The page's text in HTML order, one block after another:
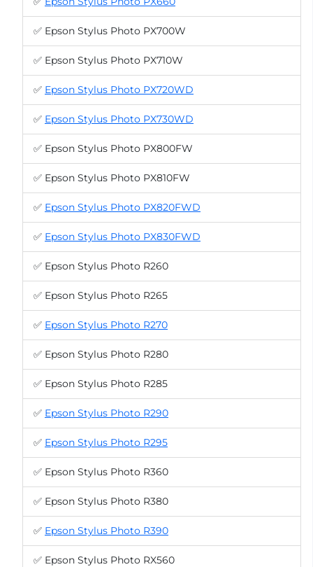
✅ Epson Stylus Photo PX700W
✅ Epson Stylus Photo PX710W
✅ Epson Stylus Photo PX720WD
✅ Epson Stylus Photo PX730WD
✅ Epson Stylus Photo PX800FW
✅ Epson Stylus Photo PX810FW
✅ Epson Stylus Photo PX820FWD
✅ Epson Stylus Photo PX830FWD
✅ Epson Stylus Photo R260
✅ Epson Stylus Photo R265
✅ Epson Stylus Photo R270
✅ Epson Stylus Photo R280
✅ Epson Stylus Photo R285
✅ Epson Stylus Photo R290
✅ Epson Stylus Photo R295
✅ Epson Stylus Photo R360
✅ Epson Stylus Photo R380
✅ Epson Stylus Photo R390
✅ Epson Stylus Photo RX560